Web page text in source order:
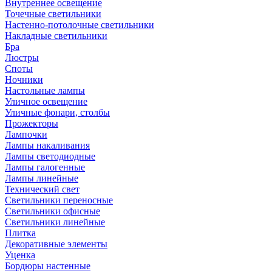
Внутреннее освещение
Точечные светильники
Настенно-потолочные светильники
Накладные светильники
Бра
Люстры
Споты
Ночники
Настольные лампы
Уличное освещение
Уличные фонари, столбы
Прожекторы
Лампочки
Лампы накаливания
Лампы светодиодные
Лампы галогенные
Лампы линейные
Технический свет
Светильники переносные
Светильники офисные
Светильники линейные
Плитка
Декоративные элементы
Уценка
Бордюры настенные